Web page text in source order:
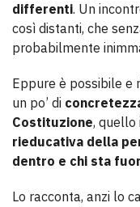
differenti. Un
così distanti, che
probabilmente
Eppure è possibile e
un po’ di
Costituzione, quello
rieducativa della
dentro e chi sta
Lo racconta, anzi lo